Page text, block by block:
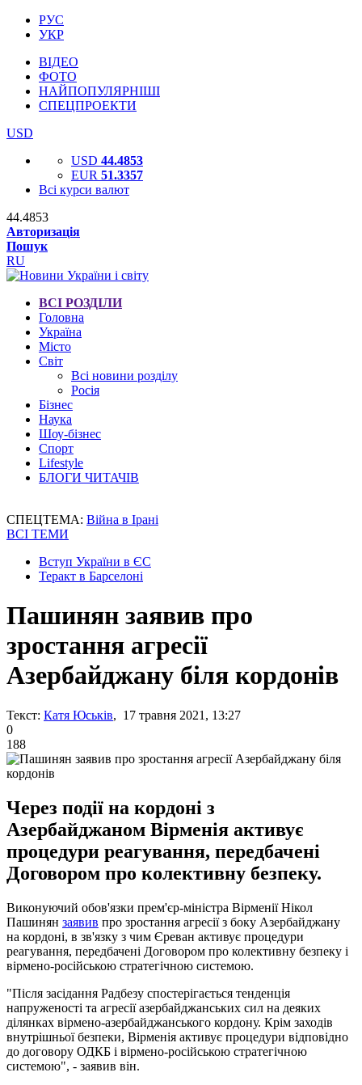
РУС
УКР
ВІДЕО
ФОТО
НАЙПОПУЛЯРНІШІ
СПЕЦПРОЕКТИ
USD
USD 44.4853
EUR 51.3357
Всі курси валют
44.4853
Авторизація
Пошук
RU
ВСІ РОЗДІЛИ
Головна
Україна
Місто
Світ
Всі новини розділу
Росія
Бізнес
Наука
Шоу-бізнес
Спорт
Lifestyle
БЛОГИ ЧИТАЧІВ
СПЕЦТЕМА: Війна в Ірані
ВСІ ТЕМИ
Вступ України в ЄС
Теракт в Барселоні
Пашинян заявив про
зростання агресії
Азербайджану біля кордонів
Текст: Катя Юськів, 17 травня 2021, 13:27
0
188
Через події на кордоні з
Азербайджаном Вірменія активує
процедури реагування, передбачені
Договором про колективну безпеку.
Виконуючий обов'язки прем'єр-міністра Вірменії Нікол
Пашинян заявив про зростання агресії з боку Азербайджану
на кордоні, в зв'язку з чим Єреван активує процедури
реагування, передбачені Договором про колективну безпеку і
вірмено-російською стратегічною системою.
"Після засідання Радбезу спостерігається тенденція
напруженості та агресії азербайджанських сил на деяких
ділянках вірмено-азербайджанського кордону. Крім заходів
внутрішньої безпеки, Вірменія активує процедури відповідно
до договору ОДКБ і вірмено-російською стратегічною
системою", - заявив він.